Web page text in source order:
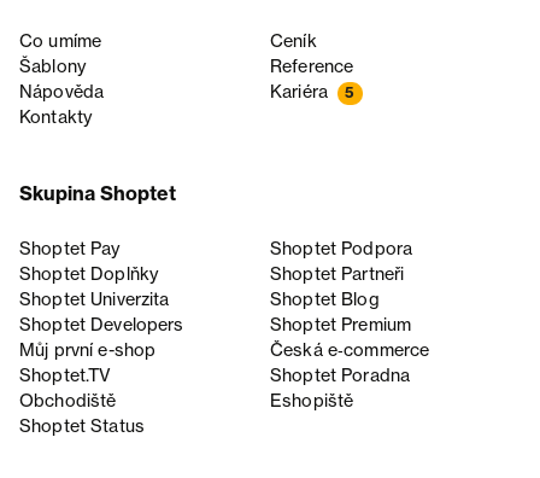
Co umíme
Ceník
Šablony
Reference
Nápověda
Kariéra 5
Kontakty
Skupina Shoptet
Shoptet Pay
Shoptet Podpora
Shoptet Doplňky
Shoptet Partneři
Shoptet Univerzita
Shoptet Blog
Shoptet Developers
Shoptet Premium
Můj první e-shop
Česká e‑commerce
Shoptet.TV
Shoptet Poradna
Obchodiště
Eshopiště
Shoptet Status